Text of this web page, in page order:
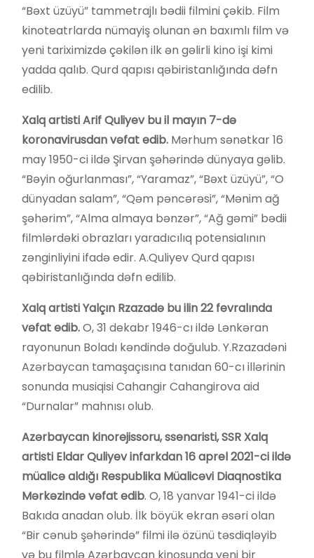
“Bəxt üzüyü” tammetrajlı bədii filmini çəkib. Film
kinoteatrlarda nümayiş olunan ən baxımlı film və
yeni tariximizdə çəkilən ilk ən gəlirli kino işi kimi
yadda qalıb. Qurd qapısı qəbiristanlığında dəfn
edilib.
Xalq artisti Arif Quliyev bu il mayın 7-də
koronavirusdan vəfat edib. Mərhum sənətkar 16
may 1950-ci ildə Şirvan şəhərində dünyaya gəlib.
“Bəyin oğurlanması”, “Yaramaz”, “Bəxt üzüyü”, “O
dünyadan salam”, “Qəm pəncərəsi”, “Mənim ağ
şəhərim”, “Alma almaya bənzər”, “Ağ gəmi” bədii
filmlərdəki obrazları yaradıcılıq potensialının
zənginliyini ifadə edir. A.Quliyev Qurd qapısı
qəbiristanlığında dəfn edilib.
Xalq artisti Yalçın Rzazadə bu ilin 22 fevralında
vəfat edib.O, 31 dekabr 1946-cı ildə Lənkəran
rayonunun Boladı kəndində doğulub. Y.Rzazadəni
Azərbaycan tamaşaçısına tanıdan 60-cı illərinin
sonunda musiqisi Cahangir Cahangirova aid
“Durnalar” mahnısı olub.
Azərbaycan kinorejissoru, ssenaristi, SSR Xalq
artisti Eldar Quliyevinfarkdan 16 aprel 2021-ci ildə
müalicə aldığı Respublika Müalicəvi Diaqnostika
Mərkəzində vəfat edib. O, 18 yanvar 1941-ci ildə
Bakıda anadan olub. İlk böyük ekran əsəri olan
“Bir cənub şəhərində” filmi ilə özünü təsdiqləyib
və bu filmlə Azərbaycan kinosunda yeni bir